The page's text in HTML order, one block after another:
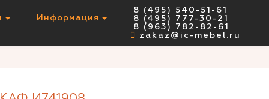
Информация
8 (495) 540-51-61
8 (495) 777-30-21
8 (963) 782-82-61
zakaz@ic-mebel.ru